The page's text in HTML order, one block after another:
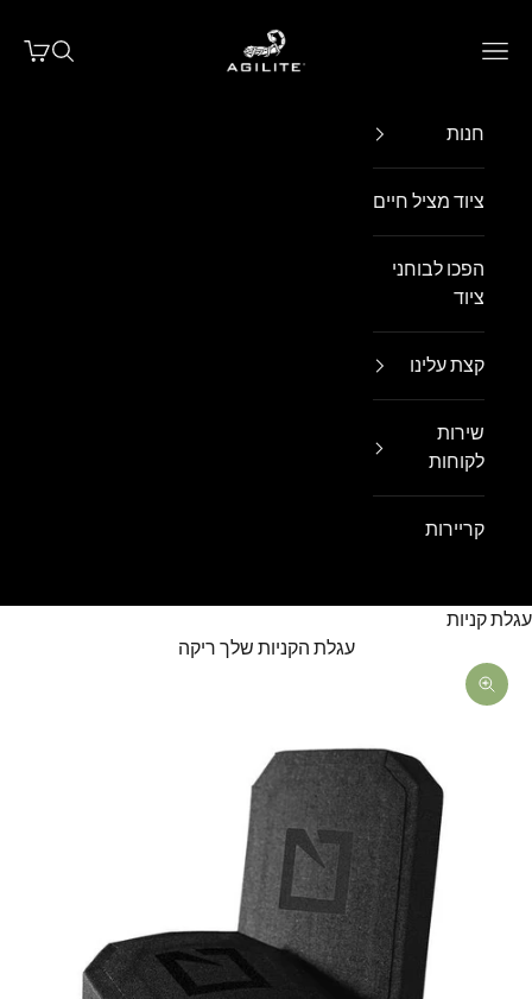
Agilite Israel
פתח תפריט ניווט פתחפתח
חנות
ציוד מציל חיים
הפכו לבוחני
ציוד
קצת עלינו
שירות
לקוחות
קריירות
עגלת קניות
עגלת הקניות שלך ריקה
תקריב